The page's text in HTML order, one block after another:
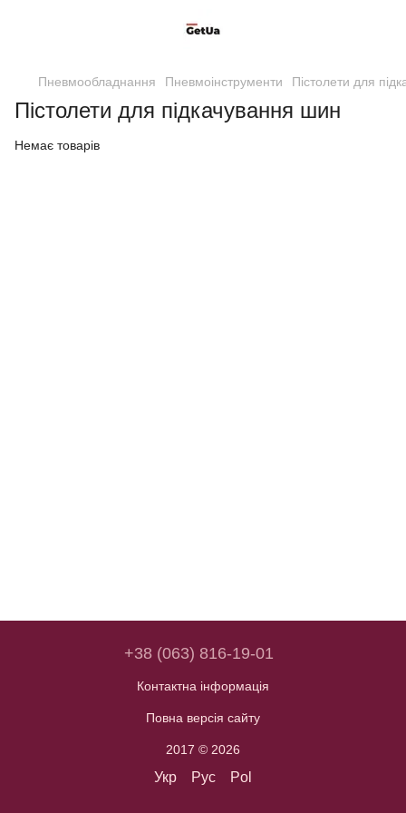
Пневмообладнання Пневмоінструменти Пістолети для
Пістолети для підкачування шин
Немає товарів
+38 (063) 816-19-01
Контактна інформація
Повна версія сайту
2017 © 2026
Укр Рус Pol